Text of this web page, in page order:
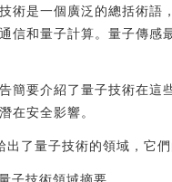
術是一個廣泛的總括術語
信和量子計算。量子傳感
簡要介紹了量子技術在這
在安全影響。
出了量子技術的領域，它